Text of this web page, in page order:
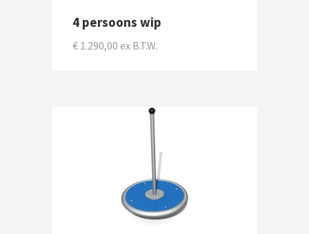
4 persoons wip
€ 1.290,00 ex B.T.W.